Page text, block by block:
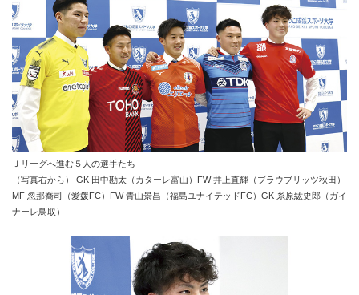
Ｊリーグへ進む５人の選手たち
（写真右から） GK 田中勘太（カターレ富山）FW 井上直輝（ブラウブリッツ秋田）
MF 忽那喬司（愛媛FC）FW 青山景昌（福島ユナイテッドFC）GK 糸原紘史郎（ガイ
ナーレ鳥取）